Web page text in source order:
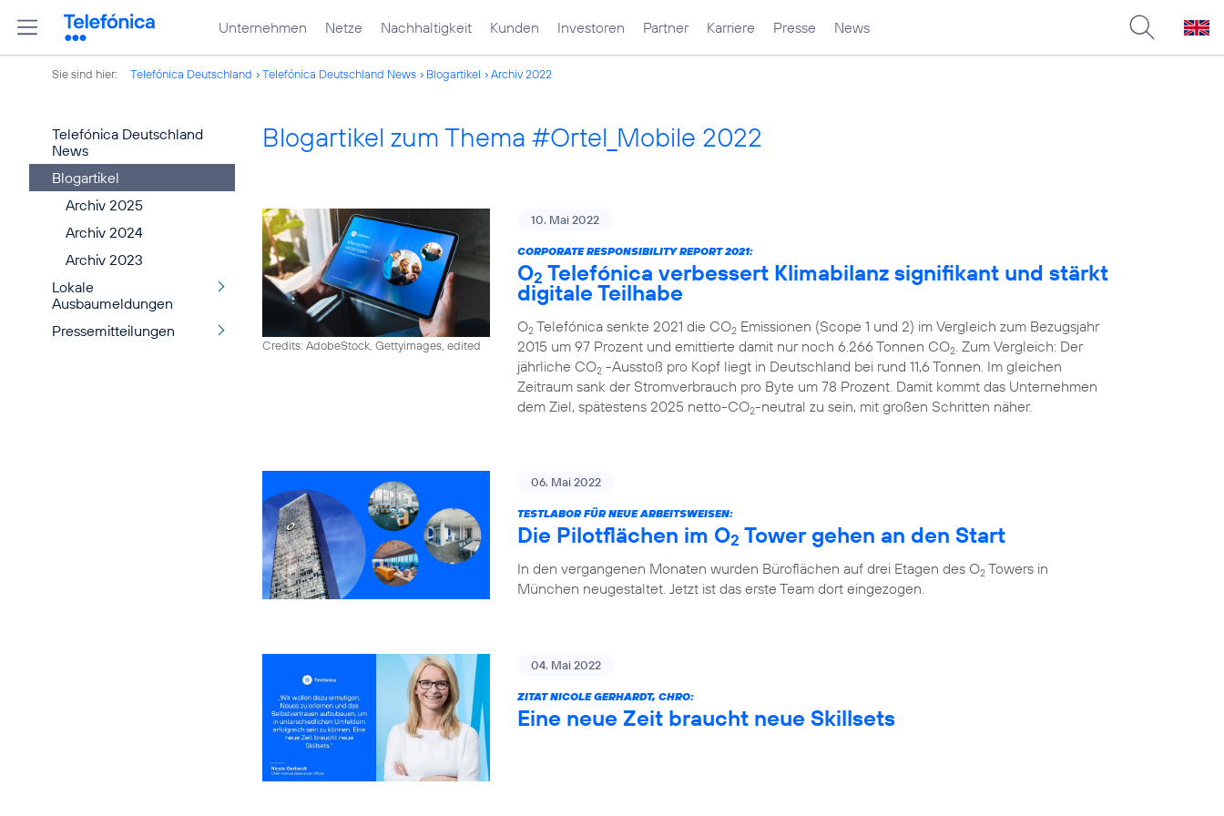
Unternehmen Netze Nachhaltigkeit Kunden Investoren Partner Karriere Presse News
Sie sind hier: Telefónica Deutschland Telefónica Deutschland News Blogartikel Archiv 2022
Telefónica Deutschland
News
Blogartikel
Archiv 2025
Archiv 2024
Archiv 2023
Lokale
Ausbaumeldungen
Pressemitteilungen
Blogartikel zum Thema #Ortel_Mobile 2022
Credits: AdobeStock, Gettyimages, edited
10. Mai 2022
CORPORATE RESPONSIBILITY REPORT 2021:
O2 Telefónica verbessert Klimabilanz signifikant und stärkt
digitale Teilhabe
O2 Telefónica senkte 2021 die CO2 Emissionen (Scope 1 und 2) im Vergleich zum Bezugsjahr
2015 um 97 Prozent und emittierte damit nur noch 6.266 Tonnen CO2. Zum Vergleich: Der
jährliche CO2 -Ausstoß pro Kopf liegt in Deutschland bei rund 11,6 Tonnen. Im gleichen
Zeitraum sank der Stromverbrauch pro Byte um 78 Prozent. Damit kommt das Unternehmen
dem Ziel, spätestens 2025 netto-CO2-neutral zu sein, mit großen Schritten näher.
06. Mai 2022
TESTLABOR FÜR NEUE ARBEITSWEISEN:
Die Pilotflächen im O2 Tower gehen an den Start
In den vergangenen Monaten wurden Büroflächen auf drei Etagen des O2 Towers in
München neugestaltet. Jetzt ist das erste Team dort eingezogen.
04. Mai 2022
ZITAT NICOLE GERHARDT, CHRO:
Eine neue Zeit braucht neue Skillsets